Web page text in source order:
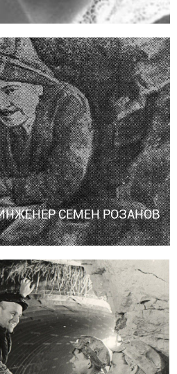
СЕМЕН РОЗАНОВ